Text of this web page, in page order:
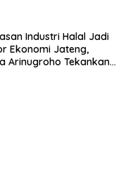
Industri Halal Jadi
Ekonomi Jateng,
Arinugroho Tekankan